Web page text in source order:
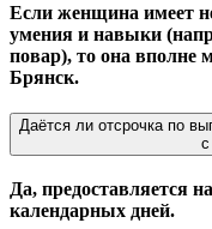
Если женщина имеет
умения и навыки
повар), то она вполне
Брянск.
Даётся ли отсрочка по
Да, предоставляется
календарных дней.